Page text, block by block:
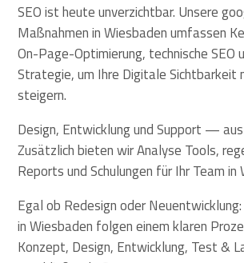
SEO ist heute unverzichtbar. Unsere
Maßnahmen in Wiesbaden umfassen
On-Page-Optimierung, technische SEO
Strategie, um Ihre Digitale Sichtbarkeit
steigern.
Design, Entwicklung und Support —
Zusätzlich bieten wir Analyse Tools,
Reports und Schulungen für Ihr Team in
Egal ob Redesign oder
in Wiesbaden folgen einem klaren
Konzept, Design, Entwicklung, Test &